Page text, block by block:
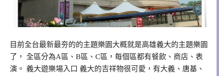
目前全台最新最夯的的主題樂園大概就是高雄義大的主題樂園
了， 全區分為A區、B區、C區，每個區都有餐飲、商店、表
演。 義大遊樂場入口 義大的吉祥物很可愛，有大義、唐基、